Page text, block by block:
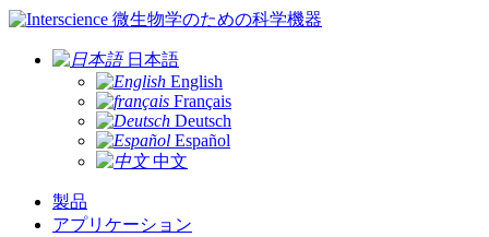
微生物学のための科学機器
日本語
English
Français
Deutsch
Español
中文
製品
アプリケーション